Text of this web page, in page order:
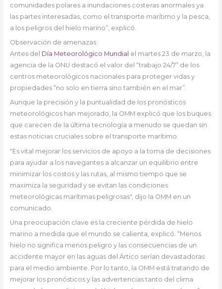
comunidades polares a inundaciones costeras anormales ya
las partes interesadas, como el transporte marítimo y la pesca,
a los peligros del hielo marino”, explicó.
Observación de amenazas
Antes del Día Meteorológico Mundial el martes 23 de marzo, la
agencia de la ONU destacó el valor del “trabajo 24/7” de los
centros meteorológicos nacionales para proteger vidas y
propiedades “no solo en tierra sino también en el mar”.
Aunque la precisión y la puntualidad de los pronósticos
meteorológicos han mejorado, la OMM explicó que los buques
que carecen de la última tecnología a menudo se quedan sin
estas noticias cruciales sobre el transporte marítimo.
"Es vital mejorar los servicios de apoyo a la toma de decisiones
para ayudar a los navegantes a alcanzar un equilibrio entre
minimizar los costos y las rutas, al mismo tiempo que se
maximiza la seguridad y se evitan las condiciones
meteorológicas marítimas peligrosas", dijo la OMM en un
comunicado.
Una preocupación clave es la creciente pérdida de hielo
marino a medida que el mundo se calienta, explicó. “Menos
hielo no significa menos peligro y las consecuencias de un
accidente mayor en las aguas del Ártico serían devastadoras
para el medio ambiente. Por lo tanto, la OMM está tratando de
mejorar los pronósticos y las advertencias tanto del clima